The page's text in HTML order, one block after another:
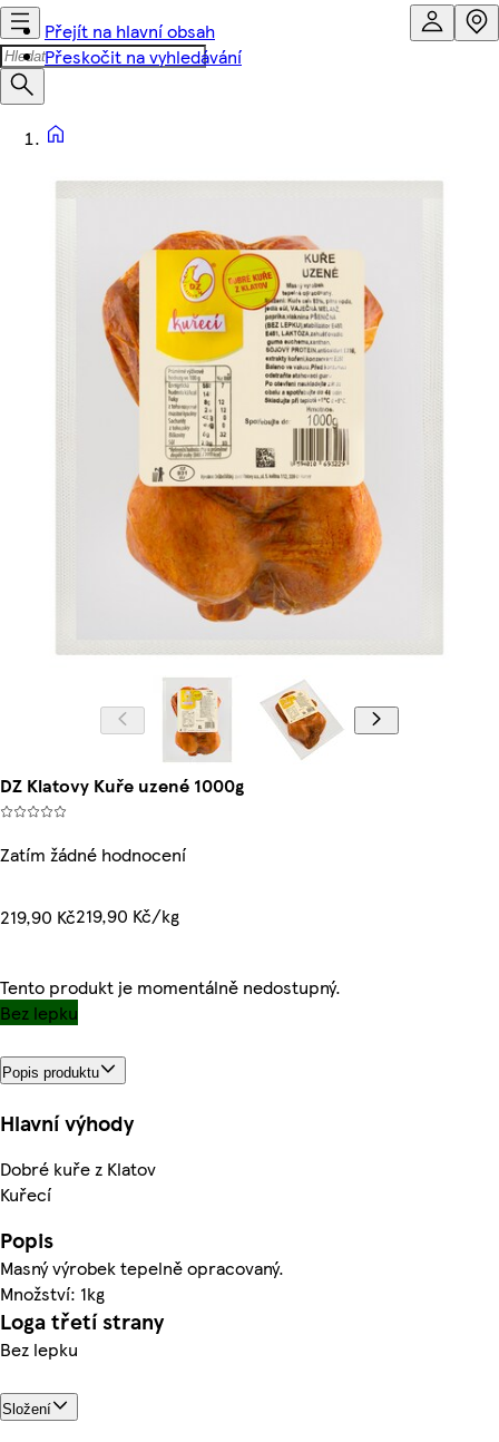
Přejít na hlavní obsah
Přeskočit na vyhledávání
DZ Klatovy Kuře uzené 1000g
Zatím žádné hodnocení
219,90 Kč219,90 Kč/kg
Tento produkt je momentálně nedostupný.
Bez lepku
Popis produktu
Hlavní výhody
Dobré kuře z Klatov
Kuřecí
Popis
Masný výrobek tepelně opracovaný.
Množství: 1kg
Loga třetí strany
Bez lepku
Složení